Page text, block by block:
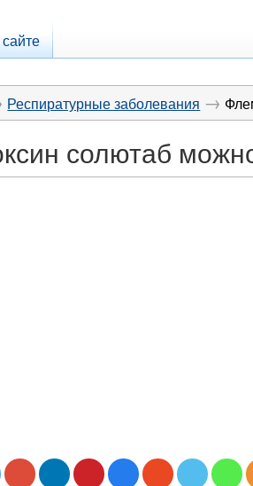
Респиратурные заболевания →
солютаб